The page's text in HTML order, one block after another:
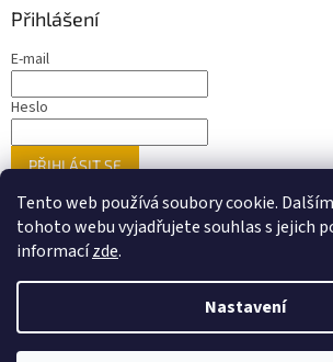
Tento web používá soubory cookie.
tohoto webu vyjadřujete souhlas s jejich
informacízde.
Nastavení
Upozorňujeme zákazníky, že ne veškeré zboží
našem webu je dostupné přímo na prodejnách.
Přihlášení
E-mail
Heslo
PŘIHLÁSIT SE
Nová registraceZapomenuté heslo
Nastavil tým EshopyUmíme.cz